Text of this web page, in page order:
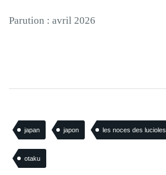
Parution : avril 2026
japan japon les noces des lucioles
otaku